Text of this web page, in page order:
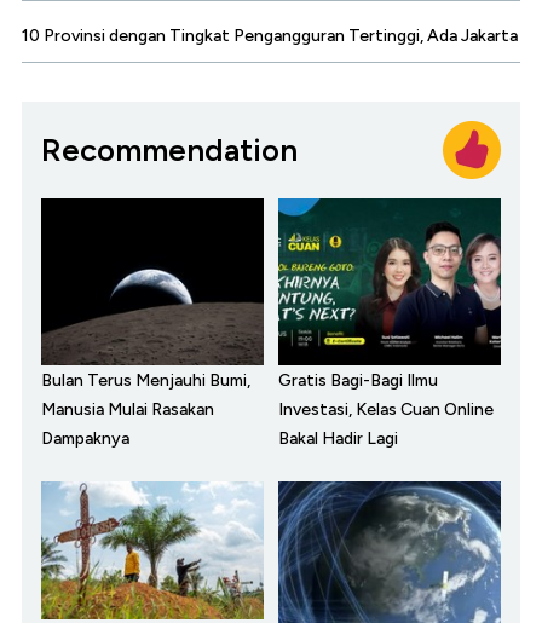
10 Provinsi dengan Tingkat Pengangguran Tertinggi, Ada Jakarta
Recommendation
Bulan Terus Menjauhi Bumi,
Manusia Mulai Rasakan
Dampaknya
Gratis Bagi-Bagi Ilmu
Investasi, Kelas Cuan Online
Bakal Hadir Lagi